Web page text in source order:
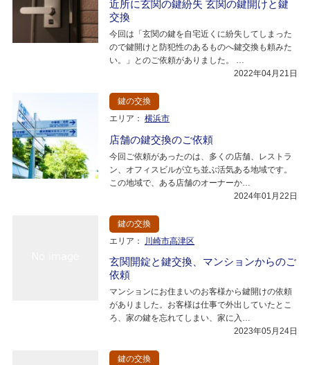
近所に玄関の鍵紛失 玄関の鍵開けと鍵
交換
今回は「玄関の鍵を自宅近くに紛失してしまった
ので鍵開けと防犯性のあるものへ鍵交換も頼みた
い。」とのご依頼がありました。 …
2022年04月21日
鍵の交換
エリア： 横浜市
店舗の鍵交換のご依頼
今回ご依頼があったのは、多くの店舗、レストラ
ン、オフィスビルが立ち並ぶ活気ある地域です。
この地域で、ある店舗のオーナーか…
2024年01月22日
鍵の交換
エリア：
川崎市高津区
玄関開錠と鍵交換、マンションからのご
依頼
マンションにお住まいのお客様から鍵開けの依頼
がありました。お客様は仕事で外出していたとこ
ろ、家の鍵を忘れてしまい、家に入…
2023年05月24日
鍵の交換